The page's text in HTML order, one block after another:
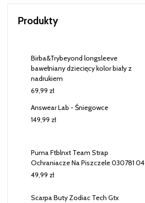
Produkty
Birba&Trybeyond longsleeve
bawełniany dziecięcy kolor biały z
nadrukiem
69,99 zł
Answear Lab - Śniegowce
149,99 zł
Puma Ftblnxt Team Strap
Ochraniacze Na Piszczele 030781 04
49,99 zł
Scarpa Buty Zodiac Tech Gtx